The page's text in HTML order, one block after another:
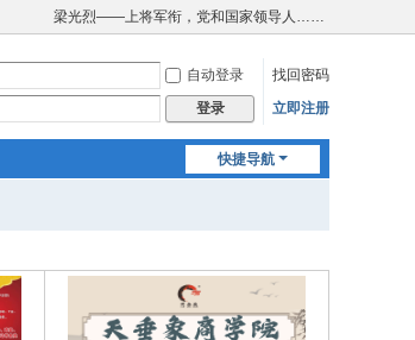
梁光烈——上将军衔，党和国家领导人……
自动登录
找回密码
登录 立即注册
快捷导航